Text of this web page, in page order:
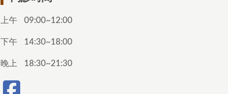
上午 09:00~12:00
下午 14:30~18:00
晚上 18:30~21:30